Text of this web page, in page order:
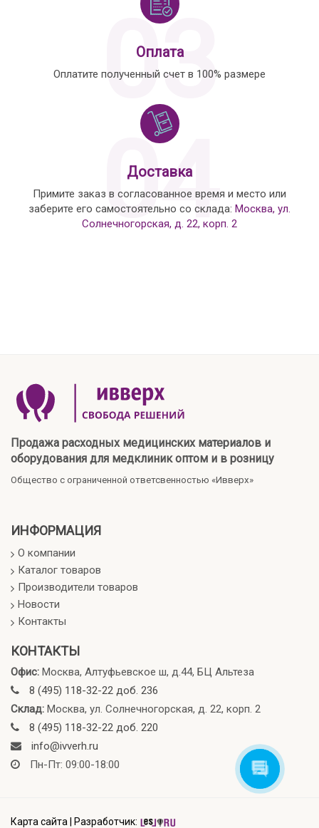
03
Оплата
Оплатите полученный счет в 100% размере
04
Доставка
Примите заказ в согласованное время и место или
заберите его самостоятельно со склада: Москва, ул.
Солнечногорская, д. 22, корп. 2
Продажа расходных медицинских материалов и
оборудования для медклиник оптом и в розницу
Общество с ограниченной ответсвенностью «Ивверх»
ИНФОРМАЦИЯ
О компании
Каталог товаров
Производители товаров
Новости
Контакты
КОНТАКТЫ
Офис: Москва, Алтуфьевское ш, д.44, БЦ Альтеза
8 (495) 118-32-22 доб. 236
Склад: Москва, ул. Солнечногорская, д. 22, корп. 2
8 (495) 118-32-22 доб. 220
info@ivverh.ru
Пн-Пт: 09:00-18:00
Карта сайта Разработчик: